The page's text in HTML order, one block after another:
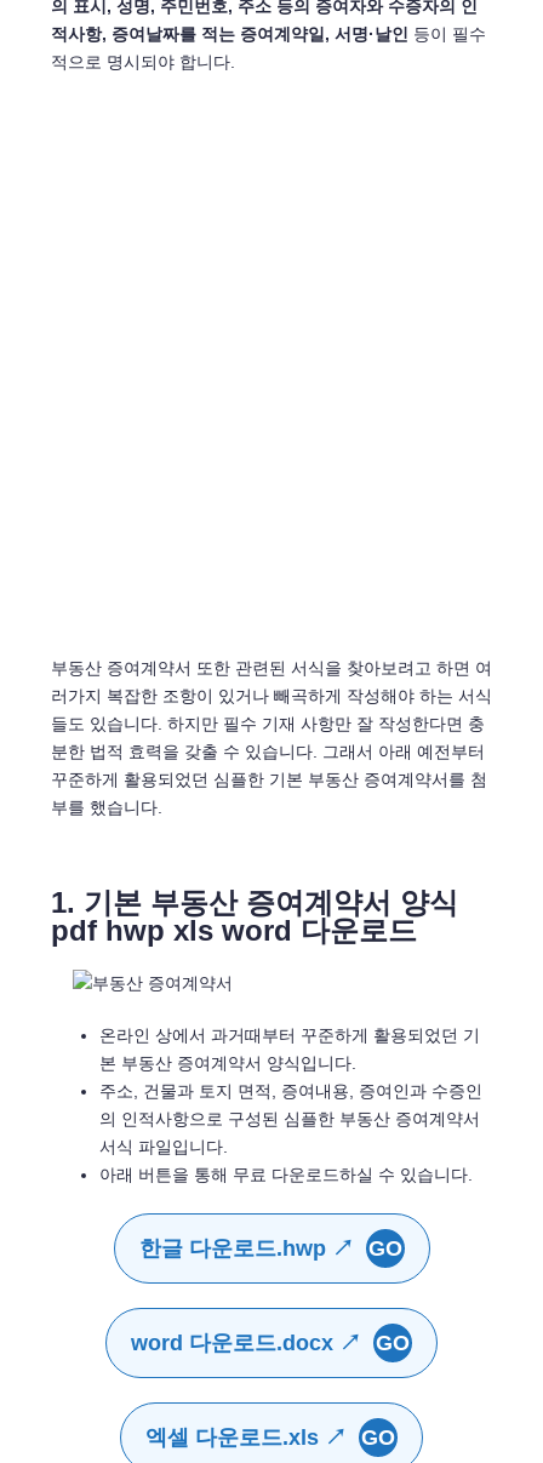
의 표시, 성명, 주민번호, 주소 등의 증여자와 수증자의 인
적사항, 증여날짜를 적는 증여계약일, 서명·날인
등이 필수
적으로 명시되야 합니다.
부동산 증여계약서 또한 관련된 서식을 찾아보려고 하면 여
러가지 복잡한 조항이 있거나 빼곡하게 작성해야 하는 서식
들도 있습니다. 하지만 필수 기재 사항만 잘 작성한다면 충
분한 법적 효력을 갖출 수 있습니다. 그래서 아래 예전부터
꾸준하게 활용되었던 심플한 기본 부동산 증여계약서를 첨
부를 했습니다.
1. 기본 부동산 증여계약서 양식
pdf hwp xls word 다운로드
온라인 상에서 과거때부터 꾸준하게 활용되었던 기
본 부동산 증여계약서 양식입니다.
주소, 건물과 토지 면적, 증여내용, 증여인과 수증인
의 인적사항으로 구성된 심플한 부동산 증여계약서
서식 파일입니다.
아래 버튼을 통해 무료 다운로드하실 수 있습니다.
한글 다운로드.hwp ↗ GO
word 다운로드.docx ↗ GO
엑셀 다운로드.xls ↗ GO